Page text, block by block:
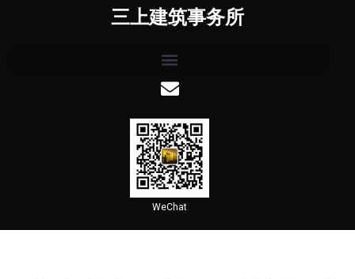
三上建筑事务所
WeChat